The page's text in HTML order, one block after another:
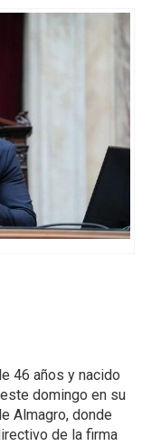
46 años y nacido
domingo en su
Almagro, donde
de la firma